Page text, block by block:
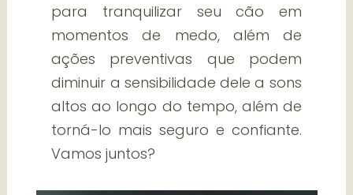
para tranquilizar seu cão em
momentos de medo, além de
ações preventivas que podem
diminuir a sensibilidade dele a sons
altos ao longo do tempo, além de
torná-lo mais seguro e confiante.
Vamos juntos?